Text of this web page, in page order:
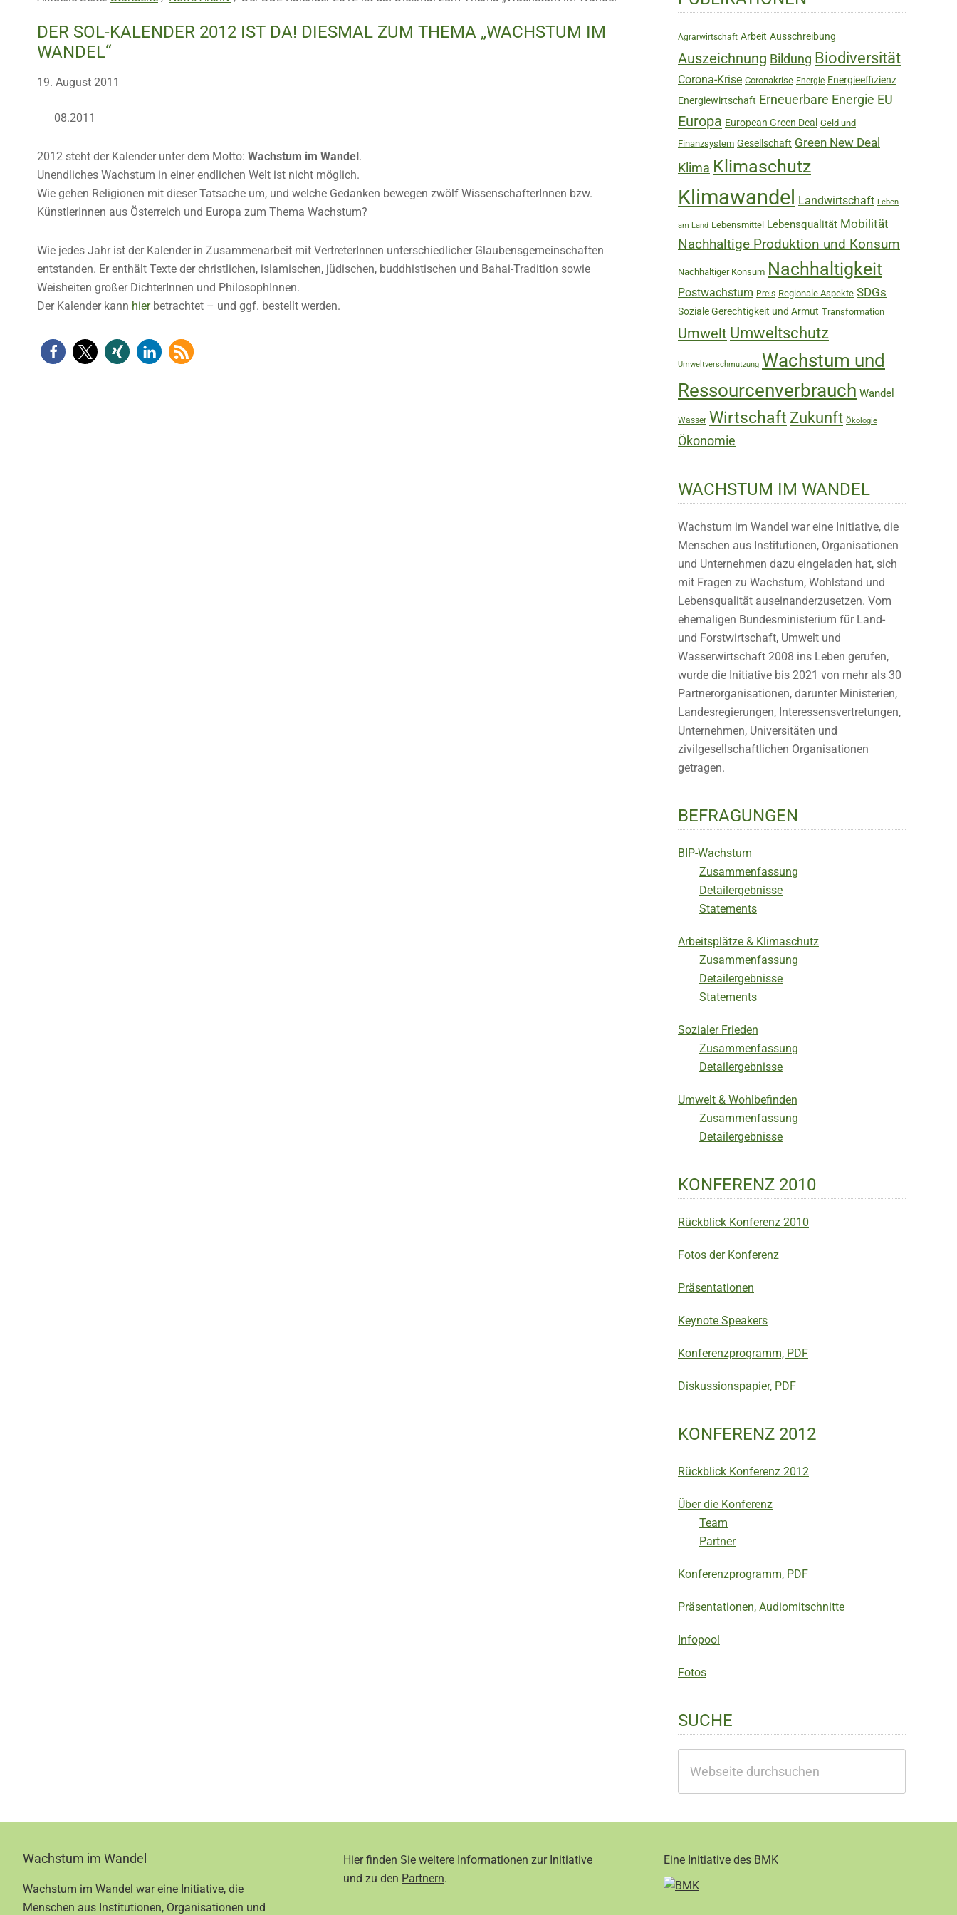
DER SOL-KALENDER 2012 IST DA! DIESMAL ZUM THEMA „WACHSTUM IM
WANDEL“
19. August 2011
08.2011
2012 steht der Kalender unter dem Motto: Wachstum im Wandel.
Unendliches Wachstum in einer endlichen Welt ist nicht möglich.
Wie gehen Religionen mit dieser Tatsache um, und welche Gedanken bewegen zwölf WissenschafterInnen bzw.
KünstlerInnen aus Österreich und Europa zum Thema Wachstum?
Wie jedes Jahr ist der Kalender in Zusammenarbeit mit VertreterInnen unterschiedlicher Glaubensgemeinschaften
entstanden. Er enthält Texte der christlichen, islamischen, jüdischen, buddhistischen und Bahai-Tradition sowie
Weisheiten großer DichterInnen und PhilosophInnen.
Der Kalender kann hierbetrachtet – und ggf. bestellt werden.
Sidebar
Agrarwirtschaft Arbeit Ausschreibung
Auszeichnung Bildung Biodiversität
Corona-Krise Coronakrise Energie Energieeffizienz
Energiewirtschaft Erneuerbare Energie EU
Europa European Green Deal Geld und
Finanzsystem Gesellschaft Green New Deal
Klima Klimaschutz
Klimawandel Landwirtschaft Leben
am Land Lebensmittel Lebensqualität Mobilität
Nachhaltige Produktion und Konsum
Nachhaltiger Konsum Nachhaltigkeit
Postwachstum Preis Regionale Aspekte SDGs
Soziale Gerechtigkeit und Armut Transformation
Umwelt Umweltschutz
Umweltverschmutzung Wachstum und
Ressourcenverbrauch Wandel
Wasser Wirtschaft Zukunft Ökologie
Ökonomie
WACHSTUM IM WANDEL
Wachstum im Wandel war eine Initiative, die
Menschen aus Institutionen, Organisationen
und Unternehmen dazu eingeladen hat, sich
mit Fragen zu Wachstum, Wohlstand und
Lebensqualität auseinanderzusetzen. Vom
ehemaligen Bundesministerium für Land-
und Forstwirtschaft, Umwelt und
Wasserwirtschaft 2008 ins Leben gerufen,
wurde die Initiative bis 2021 von mehr als 30
Partnerorganisationen, darunter Ministerien,
Landesregierungen, Interessensvertretungen,
Unternehmen, Universitäten und
zivilgesellschaftlichen Organisationen
getragen.
BEFRAGUNGEN
BIP-Wachstum
Zusammenfassung
Detailergebnisse
Statements
Arbeitsplätze & Klimaschutz
Zusammenfassung
Detailergebnisse
Statements
Sozialer Frieden
Zusammenfassung
Detailergebnisse
Umwelt & Wohlbefinden
Zusammenfassung
Detailergebnisse
KONFERENZ 2010
Rückblick Konferenz 2010
Fotos der Konferenz
Präsentationen
Keynote Speakers
Konferenzprogramm, PDF
Diskussionspapier, PDF
KONFERENZ 2012
Rückblick Konferenz 2012
Über die Konferenz
Team
Partner
Konferenzprogramm, PDF
Präsentationen, Audiomitschnitte
Infopool
Fotos
SUCHE
durchsuchen
FooterWachstum im Wandel
Wachstum im Wandel war eine Initiative, die
Menschen aus Institutionen, Organisationen und
Hier finden Sie weitere Informationen zur Initiative
und zu den Partnern.
Eine Initiative des BMK